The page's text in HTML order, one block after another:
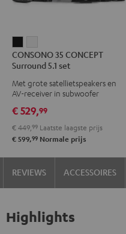
35
CONCEPT
Surround
set
Zwart
35
CONCEPT
Surround
set
Wit
CONSONO 35 CONCEPT
Surround 5.1 set
Met grote satellietspeakers en
AV-receiver in subwoofer
€ 529,99
€ 449, 99 Laatste laagste prijs
€ 599,99 Normale prijs
REVIEWS ACCESSOIRES
Highlights